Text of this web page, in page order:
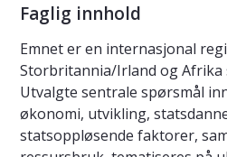
Faglig innhold
Emnet er en internasjonal
Storbritannia/Irland og Afrika
Utvalgte sentrale spørsmål
økonomi, utvikling,
statsoppløsende faktorer,